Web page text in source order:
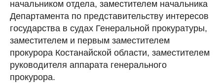
начальником отдела, заместителем начальника
Департамента по представительству интересов
государства в судах Генеральной прокуратуры,
заместителем и первым заместителем
прокурора Костанайской области, заместителем
руководителя аппарата генерального
прокурора.